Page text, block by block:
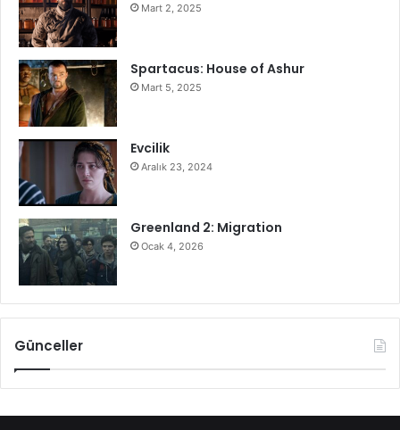
Mart 2, 2025
Spartacus: House of Ashur
Mart 5, 2025
Evcilik
Aralık 23, 2024
Greenland 2: Migration
Ocak 4, 2026
Günceller